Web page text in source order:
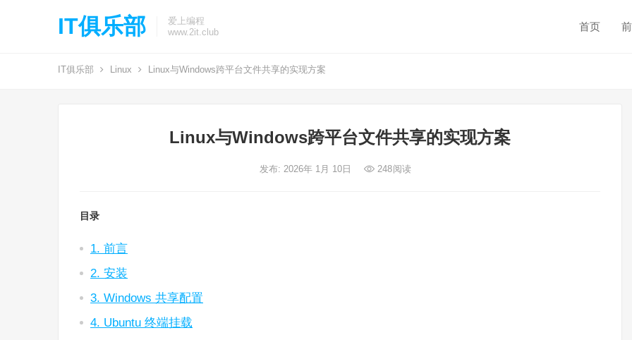
IT俱乐部
爱上编程
www.2it.club
首页
IT俱乐部 Linux Linux与Windows跨平台文件共享的实现方案
Linux与Windows跨平台文件共享的实现方案
发布: 2026年 1月 10日 248阅读
目录
1. 前言
2. 安装
3. Windows 共享配置
4. Ubuntu 终端挂载